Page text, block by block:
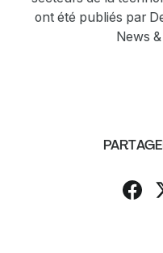
ont été publiés par
News